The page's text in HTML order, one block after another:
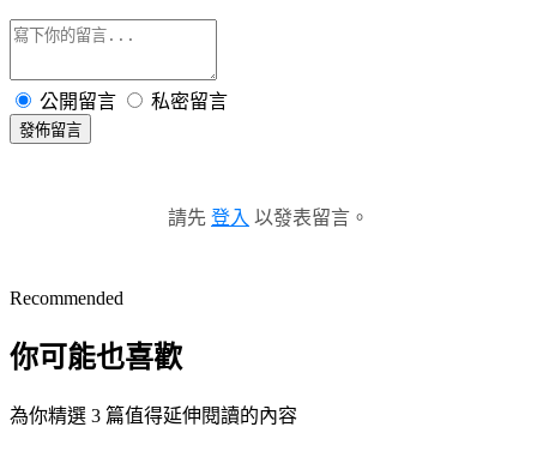
公開留言 私密留言
發佈留言
請先 登入 以發表留言。
Recommended
你可能也喜歡
為你精選 3 篇值得延伸閱讀的內容